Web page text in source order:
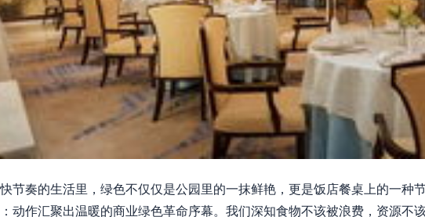
节奏的生活里，绿色不仅仅是公园里的一抹鲜艳，更是饭店餐桌上的一种
动作汇聚出温暖的商业绿色革命序幕。我们深知食物不该被浪费，资源不